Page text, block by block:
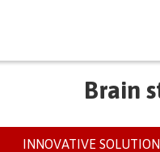
DRÜCKEN SIE AUF
Brain
INNOVATIVE